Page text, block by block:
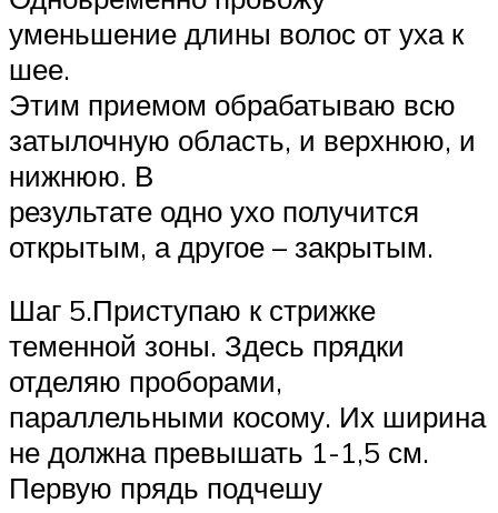
уменьшение длины волос от уха к
шее.
Этим приемом обрабатываю всю
затылочную область, и верхнюю, и
нижнюю. В
результате одно ухо получится
открытым, а другое – закрытым.
Шаг 5.Приступаю к стрижке
теменной зоны. Здесь прядки
отделяю проборами,
параллельными косому. Их ширина
не должна превышать 1-1,5 см.
Первую прядь подчешу